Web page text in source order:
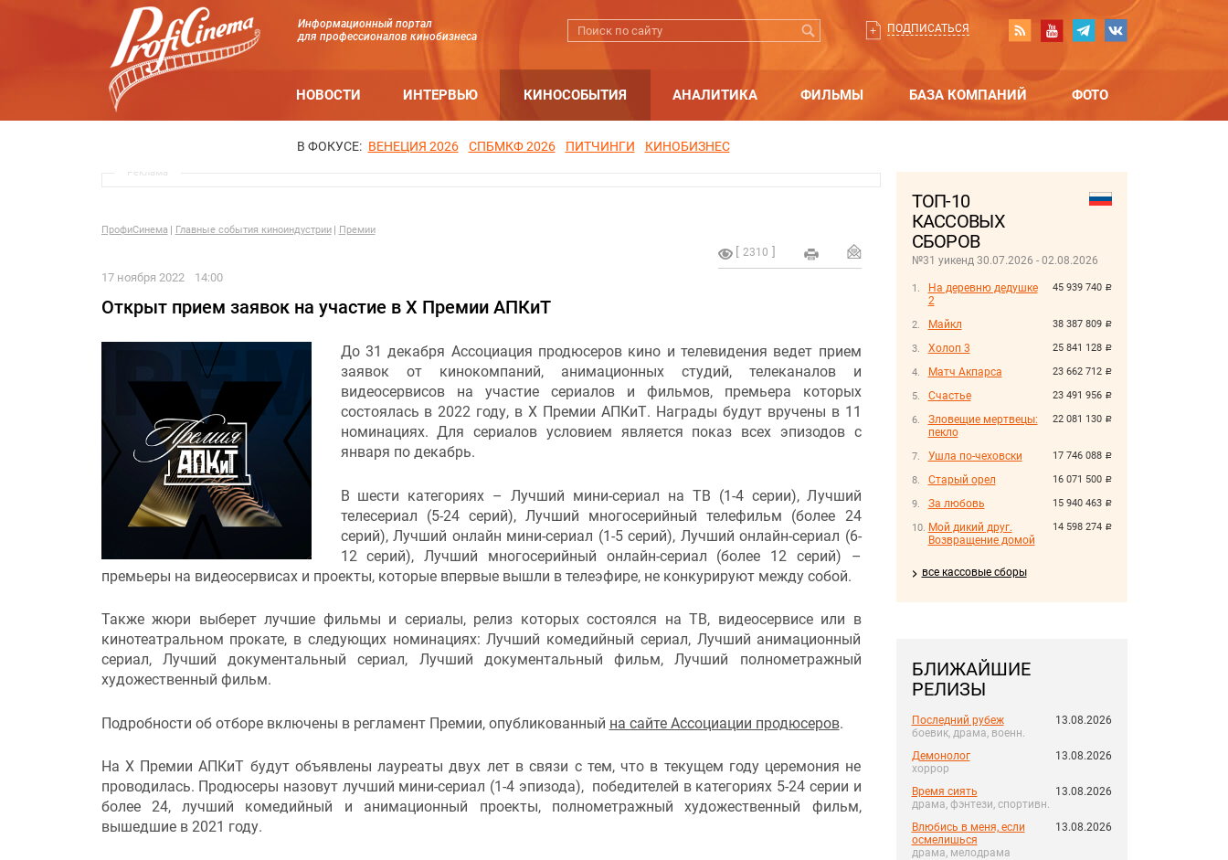
Информационный портал
для профессионалов кинобизнеса
ПОДПИСАТЬСЯ
НОВОСТИ ИНТЕРВЬЮ КИНОСОБЫТИЯ АНАЛИТИКА ФИЛЬМЫ БАЗА КОМПАНИЙ ФОТО
В ФОКУСЕ: ВЕНЕЦИЯ 2026 СПБМКФ 2026 ПИТЧИНГИ КИНОБИЗНЕС
ТОП-10
КАССОВЫХ
СБОРОВ
№31 уикенд 30.07.2026 - 02.08.2026
45 939 740 руб.
На деревню дедушке
2
38 387 809 руб.
Майкл
25 841 128 руб.
Холоп 3
23 662 712 руб.
Матч Акпарса
23 491 956 руб.
Счастье
22 081 130 руб.
Зловещие мертвецы:
пекло
17 746 088 руб.
Ушла по-чеховски
16 071 500 руб.
Старый орел
15 940 463 руб.
За любовь
14 598 274 руб.
Мой дикий друг.
Возвращение домой
все кассовые сборы
БЛИЖАЙШИЕ
РЕЛИЗЫ
Последний рубеж
боевик, драма, военн.
13.08.2026
Демонолог
хоррор
13.08.2026
Время сиять
драма, фэнтези, спортивн.
13.08.2026
Влюбись в меня, если
осмелишься
драма, мелодрама
13.08.2026
Реклама
ПрофиСинема Главные события киноиндустрии Премии
2310
17 ноября 2022 14:00
Открыт прием заявок на участие в X Премии АПКиТ
До 31 декабря Ассоциация продюсеров кино и телевидения ведет прием
заявок от кинокомпаний, анимационных студий, телеканалов и
видеосервисов на участие сериалов и фильмов, премьера которых
состоялась в 2022 году, в X Премии АПКиТ. Награды будут вручены в 11
номинациях. Для сериалов условием является показ всех эпизодов с
января по декабрь.
В шести категориях – Лучший мини-сериал на ТВ (1-4 серии), Лучший
телесериал (5-24 серий), Лучший многосерийный телефильм (более 24
серий), Лучший онлайн мини-сериал (1-5 серий), Лучший онлайн-сериал (6-
12 серий), Лучший многосерийный онлайн-сериал (более 12 серий) –
премьеры на видеосервисах и проекты, которые впервые вышли в телеэфире, не конкурируют между собой.
Также жюри выберет лучшие фильмы и сериалы, релиз которых состоялся на ТВ, видеосервисе или в
кинотеатральном прокате, в следующих номинациях: Лучший комедийный сериал, Лучший анимационный
сериал, Лучший документальный сериал, Лучший документальный фильм, Лучший полнометражный
художественный фильм.
Подробности об отборе включены в регламент Премии, опубликованный на сайте Ассоциации продюсеров.
На X Премии АПКиТ будут объявлены лауреаты двух лет в связи с тем, что в текущем году церемония не
проводилась. Продюсеры назовут лучший мини-сериал (1-4 эпизода), победителей в категориях 5-24 серии и
более 24, лучший комедийный и анимационный проекты, полнометражный художественный фильм,
вышедшие в 2021 году.